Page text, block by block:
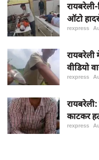
ऑटो
rexpress
वीडियो
rexpress
काटकर
rexpress